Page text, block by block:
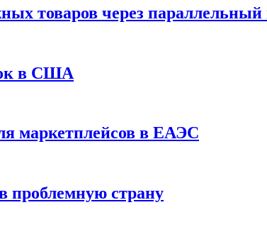
товаров через
в США
маркетплейсов в ЕАЭС
проблемную страну